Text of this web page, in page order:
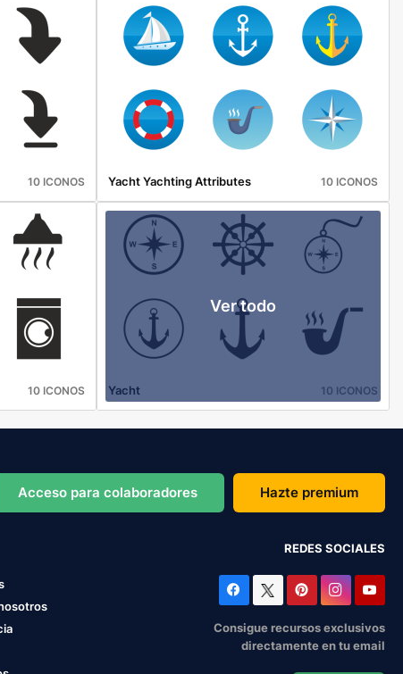
10 ICONOS Yacht Yachting Attributes 10 ICONOS
10 ICONOS
Ver todo
Yacht 10 ICONOS
Acceso para colaboradores Hazte premium
REDES SOCIALES
Consigue recursos exclusivos
directamente en tu email